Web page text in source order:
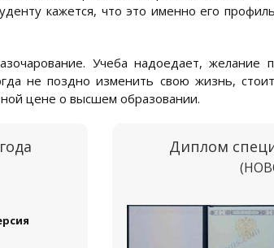
кажется, что это именно его
Учеба надоедает, желание
не поздно изменить свою жизнь,
цене о высшем образовании.
Диплом